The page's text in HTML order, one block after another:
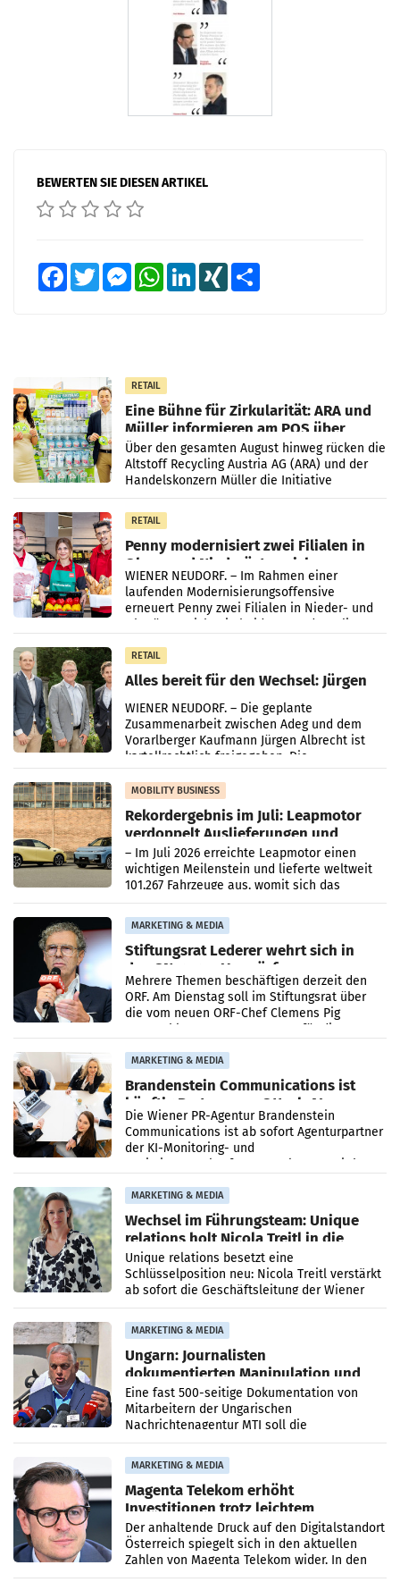
BEWERTEN SIE DIESEN ARTIKEL
FacebookTwitter MessengerWhatsAppLinkedInXING
RETAIL
Eine Bühne für Zirkularität: ARA und
Müller informieren am POS über
Kreislauffähigkeit
Über den gesamten August hinweg rücken die
Altstoff Recycling Austria AG (ARA) und der
Handelskonzern Müller die Initiative
„Kreislauf-Helden“ in allen österreichischen
Müller-Filialen
RETAIL
Penny modernisiert zwei Filialen in
Ober- und Niederösterreich
WIENER NEUDORF. – Im Rahmen einer
laufenden Modernisierungsoffensive
erneuert Penny zwei Filialen in Nieder- und
Oberösterreich. Die beiden Standorte liegen
RETAIL
Alles bereit für den Wechsel: Jürgen
Albrecht setzt ab 1.1.2027 auf Adeg
WIENER NEUDORF. – Die geplante
Zusammenarbeit zwischen Adeg und dem
Vorarlberger Kaufmann Jürgen Albrecht ist
kartellrechtlich freigegeben: Die
Bundeswettbewerbsbehörde und der
Bundeskartellanwalt
MOBILITY BUSINESS
Rekordergebnis im Juli: Leapmotor
verdoppelt Auslieferungen und
überschreitet die 100.000er-Marke
– Im Juli 2026 erreichte Leapmotor einen
wichtigen Meilenstein und lieferte weltweit
101.267 Fahrzeuge aus, womit sich das
Ergebnis gegenüber Juli 2025 mehr als
verdoppelte (+102
MARKETING & MEDIA
Stiftungsrat Lederer wehrt sich in
den SN gegen Vorwürfe
Mehrere Themen beschäftigen derzeit den
ORF. Am Dienstag soll im Stiftungsrat über
die vom neuen ORF-Chef Clemens Pig
vorgeschlagenen Besetzungen für die
MARKETING & MEDIA
Brandenstein Communications ist
künftig Partner von OtterlyAI
Die Wiener PR-Agentur Brandenstein
Communications ist ab sofort Agenturpartner
der KI-Monitoring- und
Optimierungsplattform OtterlyAI. Damit baut
MARKETING & MEDIA
Wechsel im Führungsteam: Unique
relations holt Nicola Treitl in die
Geschäftsleitung
Unique relations besetzt eine
Schlüsselposition neu: Nicola Treitl verstärkt
ab sofort die Geschäftsleitung der Wiener
PR-Agentur an der Seite von Josef Kalina und
Anna Kalina-Mahr.
MARKETING & MEDIA
Ungarn: Journalisten
dokumentierten Manipulation und
Zensur
Eine fast 500-seitige Dokumentation von
Mitarbeitern der Ungarischen
Nachrichtenagentur MTI soll die
systematische Nachrichten-Manipulation und
Zensur bei der Agentur während der Zeit
MARKETING & MEDIA
Magenta Telekom erhöht
Investitionen trotz leichtem
Umsatzrückgang
Der anhaltende Druck auf den Digitalstandort
Österreich spiegelt sich in den aktuellen
Zahlen von Magenta Telekom wider. In den
ersten sechs Monaten des laufenden Jahres